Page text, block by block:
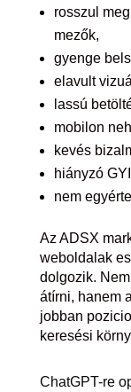
rosszul
mezők,
gyenge
elavult
lassú
mobilon
kevés
hiányzó
nem
Az ADSX
weboldalak
dolgozik.
átírni, hanem
jobban
keresési
ChatGPT-re